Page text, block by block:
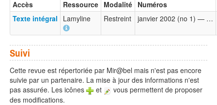
Accès Ressource Modalité Numéros
Texte intégral
Lamyline Restreint janvier 2002 (no 1) — …
Suivi
Cette revue est répertoriée par Mir@bel mais n'est pas encore
suivie par un partenaire. La mise à jour des informations n'est
pas assurée. Les icônes
et
vous permettent de proposer
des modifications.